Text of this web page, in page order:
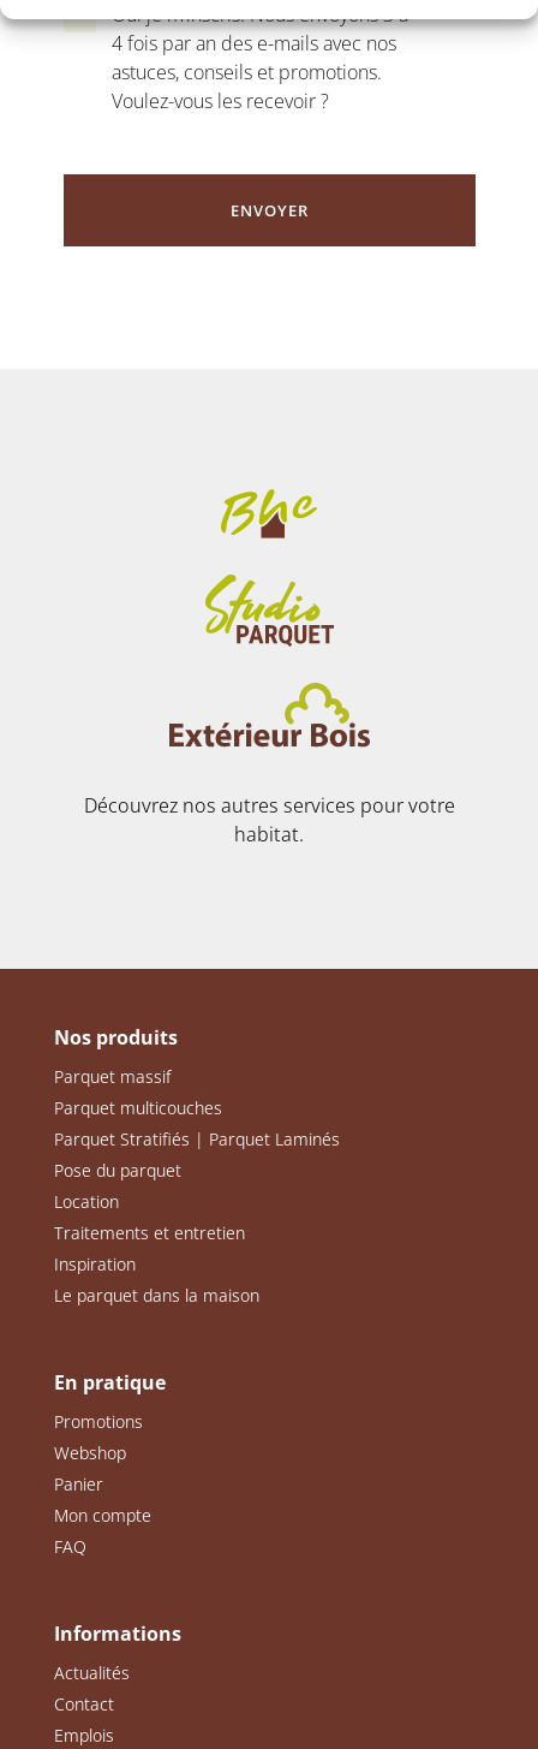
Oui je m’inscris. Nous envoyons 3 à
4 fois par an des e-mails avec nos
astuces, conseils et promotions.
Voulez-vous les recevoir ?
Découvrez nos autres services pour votre
habitat.
Nos produits
Parquet massif
Parquet multicouches
Parquet Stratifiés | Parquet Laminés
Pose du parquet
Location
Traitements et entretien
Inspiration
Le parquet dans la maison
En pratique
Promotions
Webshop
Panier
Mon compte
FAQ
Informations
Actualités
Contact
Emplois